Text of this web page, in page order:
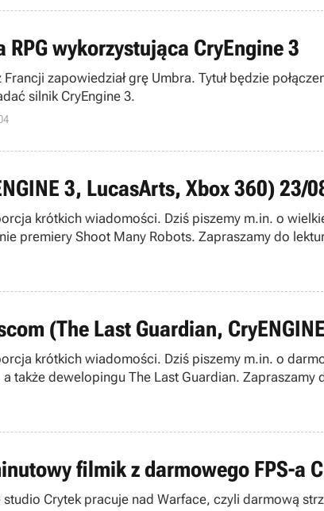
RPG wykorzystująca CryEngine 3
zapowiedział grę Umbra. Tytuł będzie
silnik CryEngine 3.
3, LucasArts, Xbox 360) 23/
krótkich wiadomości. Dziś piszemy m.in. o
premiery Shoot Many Robots. Zapraszamy do
(The Last Guardian,
krótkich wiadomości. Dziś piszemy m.in. o
także dewelopingu The Last Guardian. Zapraszamy
filmik z darmowego FPS-a
Crytek pracuje nad Warface, czyli darmową